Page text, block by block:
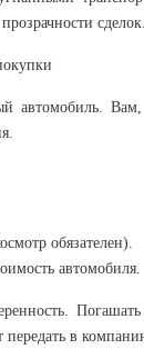
сделок.
автомобиль.
обязателен).
автомобиля.
в